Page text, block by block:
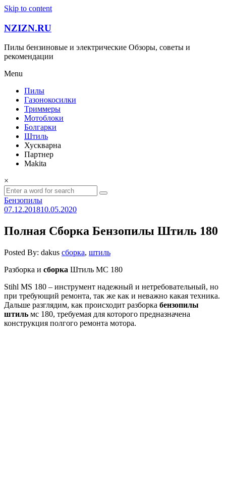
Skip to content
NZIZN.RU
Пилы бензиновые и электрические Обзоры, советы и
рекомендации
Menu
Пилы
Газонокосилки
Триммеры
Мотоблоки
Болгарки
Штиль
Хускварна
Партнер
Makita
×
Бензопилы
07.12.201810.05.2020
Полная Сборка Бензопилы Штиль 180
Posted By: dakus сборка, штиль
Разборка и сборка Штиль МС 180
Stihl MS 180 – инструмент надежный и нетребовательный, но
при требующий ремонта, так же как и неважно какая техника.
Дальше разглядим, как происходит разборка бензопилы
штиль мс 180, требуемая для которого предназначена
конструкция полгого ремонта мотора.